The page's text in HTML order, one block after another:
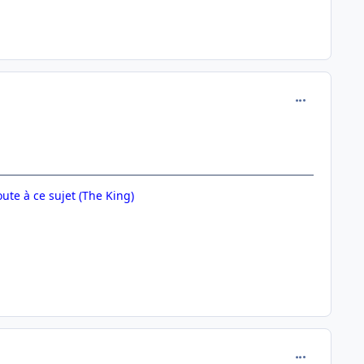
à ce sujet (The King)